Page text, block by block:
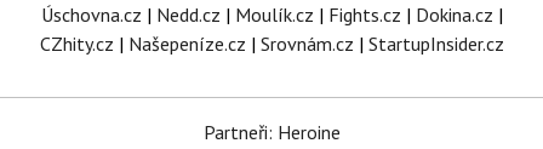
Úschovna.cz | Nedd.cz | Moulík.cz | Fights.cz | Dokina.cz |
CZhity.cz | Našepeníze.cz | Srovnám.cz | StartupInsider.cz
Partneři: Heroine